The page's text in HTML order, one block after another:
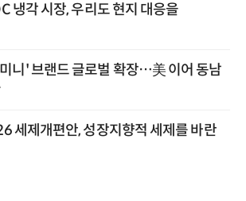
냉각 시장, 우리도 현지 대응을
니' 브랜드 글로벌 확장…美 이어 동남
세제개편안, 성장지향적 세제를 바란